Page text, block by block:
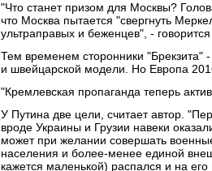
"Что станет призом для Москвы?
что Москва пытается "свергнуть
ультраправых и беженцев", - говорится
Тем временем сторонники "Брекзита"
и швейцарской модели. Но Европа
"Кремлевская пропаганда теперь
У Путина две цели, считает автор.
вроде Украины и Грузии навеки
может при желании совершать
населения и более-менее единой
кажется маленькой) распался и на